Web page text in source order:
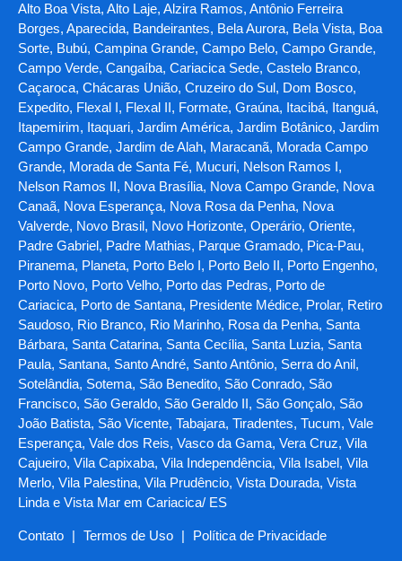
Alto Boa Vista, Alto Laje, Alzira Ramos, Antônio Ferreira
Borges, Aparecida, Bandeirantes, Bela Aurora, Bela Vista, Boa
Sorte, Bubú, Campina Grande, Campo Belo, Campo Grande,
Campo Verde, Cangaíba, Cariacica Sede, Castelo Branco,
Caçaroca, Chácaras União, Cruzeiro do Sul, Dom Bosco,
Expedito, Flexal I, Flexal II, Formate, Graúna, Itacibá, Itanguá,
Itapemirim, Itaquari, Jardim América, Jardim Botânico, Jardim
Campo Grande, Jardim de Alah, Maracanã, Morada Campo
Grande, Morada de Santa Fé, Mucuri, Nelson Ramos I,
Nelson Ramos II, Nova Brasília, Nova Campo Grande, Nova
Canaã, Nova Esperança, Nova Rosa da Penha, Nova
Valverde, Novo Brasil, Novo Horizonte, Operário, Oriente,
Padre Gabriel, Padre Mathias, Parque Gramado, Pica-Pau,
Piranema, Planeta, Porto Belo I, Porto Belo II, Porto Engenho,
Porto Novo, Porto Velho, Porto das Pedras, Porto de
Cariacica, Porto de Santana, Presidente Médice, Prolar, Retiro
Saudoso, Rio Branco, Rio Marinho, Rosa da Penha, Santa
Bárbara, Santa Catarina, Santa Cecília, Santa Luzia, Santa
Paula, Santana, Santo André, Santo Antônio, Serra do Anil,
Sotelândia, Sotema, São Benedito, São Conrado, São
Francisco, São Geraldo, São Geraldo II, São Gonçalo, São
João Batista, São Vicente, Tabajara, Tiradentes, Tucum, Vale
Esperança, Vale dos Reis, Vasco da Gama, Vera Cruz, Vila
Cajueiro, Vila Capixaba, Vila Independência, Vila Isabel, Vila
Merlo, Vila Palestina, Vila Prudêncio, Vista Dourada, Vista
Linda e Vista Mar em Cariacica/ ES
Contato | Termos de Uso | Política de Privacidade